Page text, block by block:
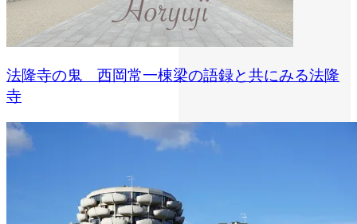
法隆寺の鬼 西岡常一棟梁の語録と共にみる法隆
寺